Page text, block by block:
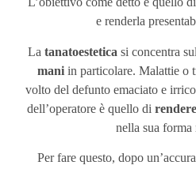
e renderla
La tanatoestetica si concentra
mani in particolare. Malattie o
volto del defunto emaciato e
dell’operatore è quello di
nella sua
Per fare questo, dopo